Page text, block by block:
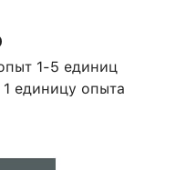
1-5 единиц
единицу опыта